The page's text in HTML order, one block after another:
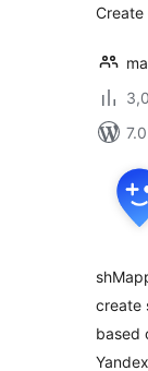
Create
create
based